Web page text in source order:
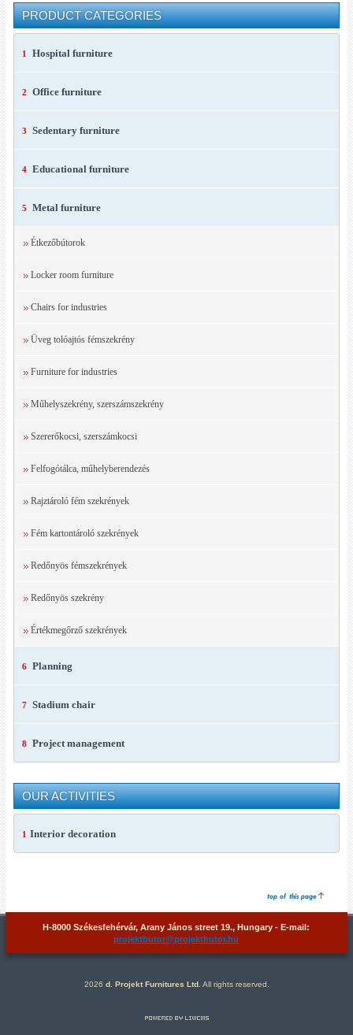
PRODUCT CATEGORIES
1 Hospital furniture
2 Office furniture
3 Sedentary furniture
4 Educational furniture
5 Metal furniture
Étkezőbútorok
Locker room furniture
Chairs for industries
Üveg tolóajtós fémszekrény
Furniture for industries
Műhelyszekrény, szerszámszekrény
Szererőkocsi, szerszámkocsi
Felfogótálca, műhelyberendezés
Rajztároló fém szekrények
Fém kartontároló szekrények
Redőnyös fémszekrények
Redőnyös szekrény
Értékmegőrző szekrények
6 Planning
7 Stadium chair
8 Project management
OUR ACTIVITIES
1 Interior decoration
H-8000 Székesfehérvár, Arany János street 19., Hungary - E-mail:
projektbutor@projektbutor.hu
2026 d. Projekt Furnitures Ltd. All rights reserved.